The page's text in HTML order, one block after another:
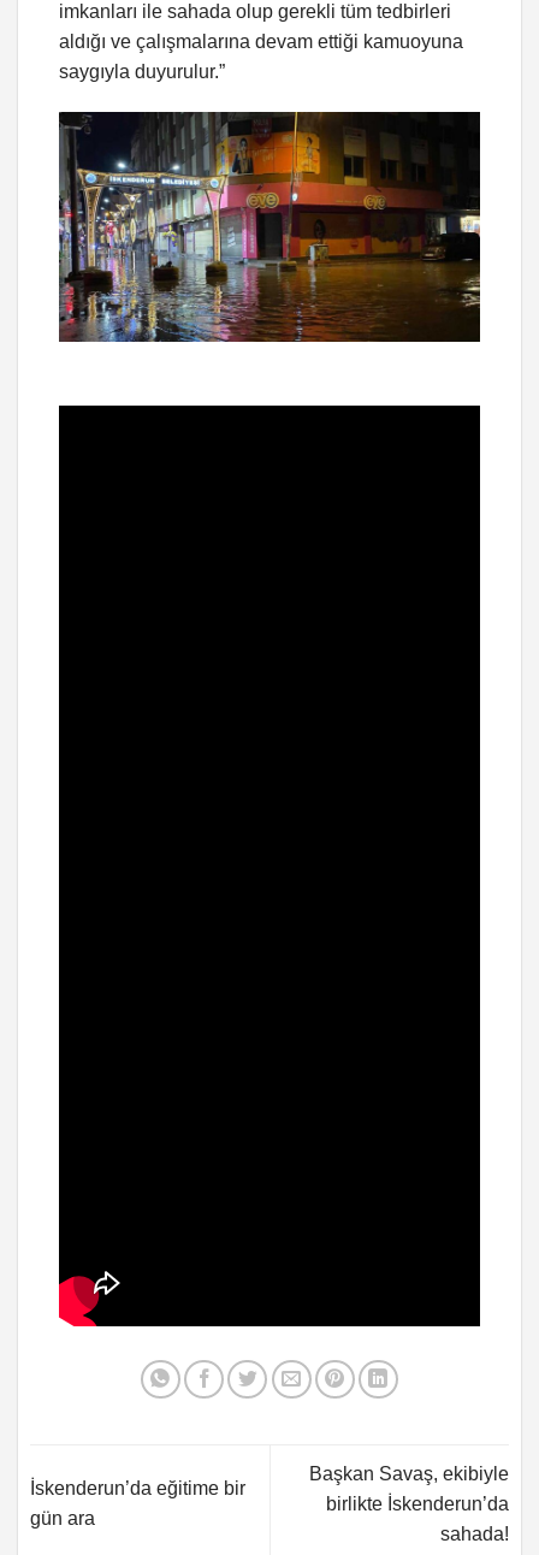
imkanları ile sahada olup gerekli tüm tedbirleri
aldığı ve çalışmalarına devam ettiği kamuoyuna
saygıyla duyurulur.”
İskenderun’da eğitime bir
gün ara
Başkan Savaş, ekibiyle
birlikte İskenderun’da
sahada!